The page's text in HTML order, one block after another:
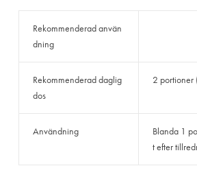
Rekommenderad använ
dning
Rekommenderad daglig
dos
2 portioner
Användning
Blanda 1
t efter